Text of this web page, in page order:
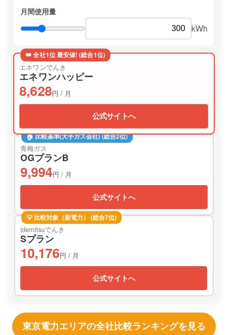
月間使用量
kWh
👑 全社1位 最安値! (総合1位)
エネワンでんき
エネワンハッピー
8,628円 / 月
公式サイトへ
🏠 比較基準(大手ガス会社) (総合2位)
青梅ガス
OGプランB
9,994円 / 月
公式サイトへ
💡 比較対象（新電力） (総合7位)
idemitsuでんき
Sプラン
10,176円 / 月
公式サイトへ
東京電力エリアの全社比較ランキングを見る